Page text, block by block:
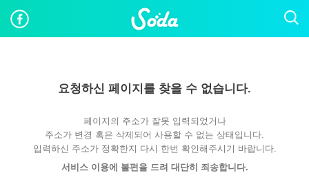
요청하신 페이지를 찾을 수 없습니다.
페이지의 주소가 잘못 입력되었거나
주소가 변경 혹은 삭제되어 사용할 수 없는 상태입니다.
입력하신 주소가 정확한지 다시 한번 확인해주시기 바랍니다.
서비스 이용에 불편을 드려 대단히 죄송합니다.